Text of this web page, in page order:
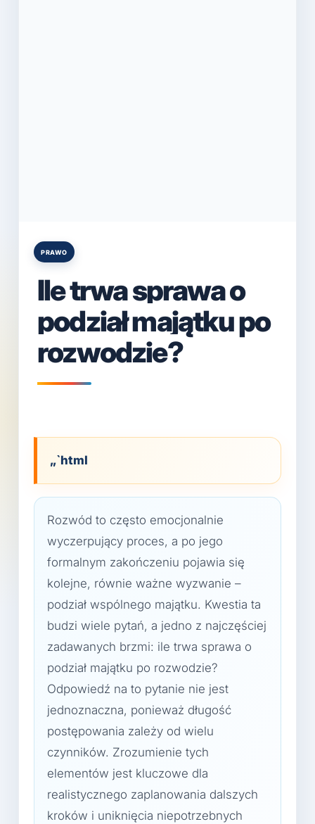
Posted
PRAWO
Ile trwa sprawa o
podział majątku po
rozwodzie?
„`html
Rozwód to często emocjonalnie
wyczerpujący proces, a po jego
formalnym zakończeniu pojawia się
kolejne, równie ważne wyzwanie –
podział wspólnego majątku. Kwestia ta
budzi wiele pytań, a jedno z najczęściej
zadawanych brzmi: ile trwa sprawa o
podział majątku po rozwodzie?
Odpowiedź na to pytanie nie jest
jednoznaczna, ponieważ długość
postępowania zależy od wielu
czynników. Zrozumienie tych
elementów jest kluczowe dla
realistycznego zaplanowania dalszych
kroków i uniknięcia niepotrzebnych